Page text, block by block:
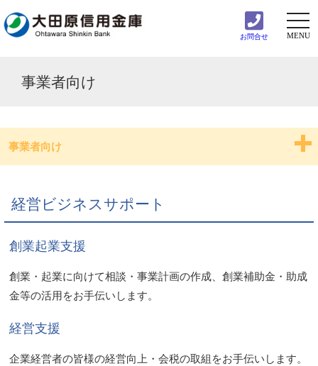
お問合せ MENU
事業者向け
事業者向け
アグリビジネスローン「那須の大地」
事業者向けフリーローン「アベイルビジネス」
事業性保険
共済商品
経営ビジネスサポート
創業起業支援
創業・起業に向けて相談・事業計画の作成、創業補助金・助成
金等の活用をお手伝いします。
経営支援
企業経営者の皆様の経営向上・会税の取組をお手伝いします。